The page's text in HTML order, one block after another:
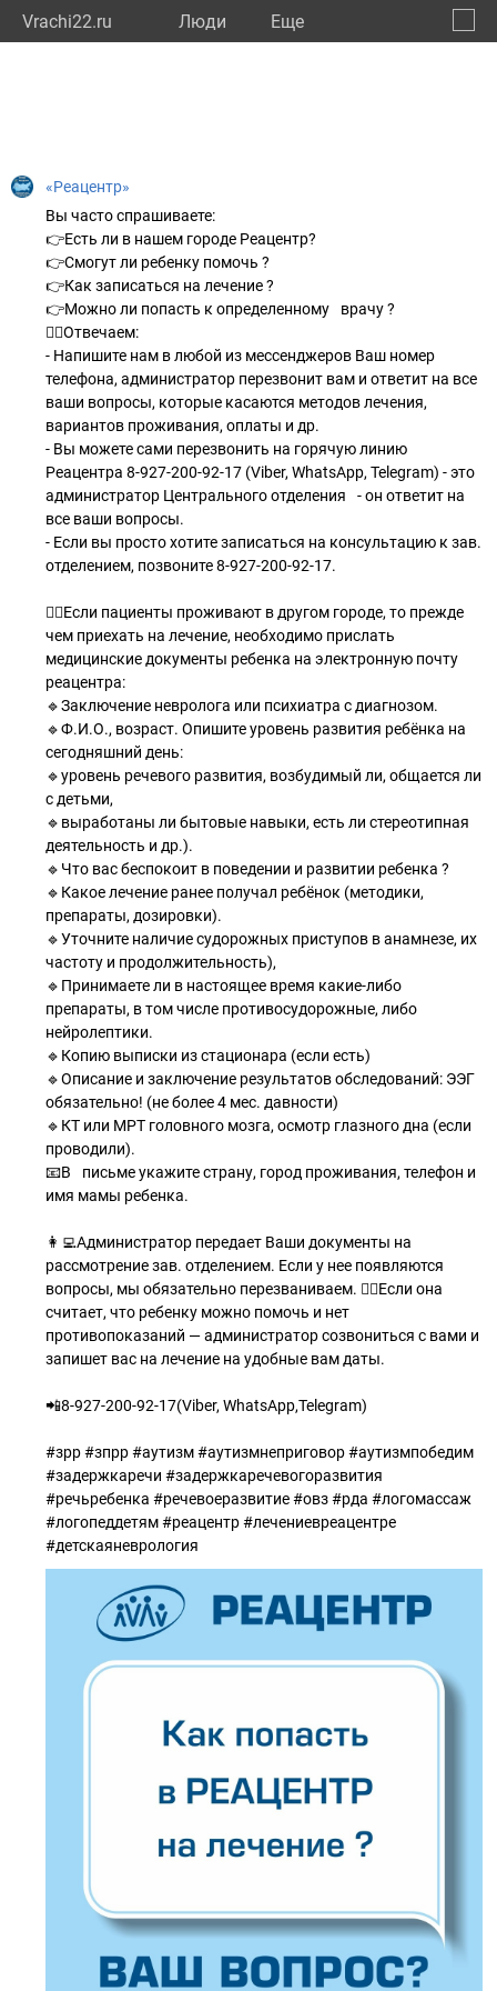
Vrachi22.ru Люди Eще
«Реацентр»
Вы часто спрашиваете:⠀
👉Есть ли в нашем городе Реацентр?
👉Смогут ли ребенку помочь ?
👉Как записаться на лечение ?
👉Можно ли попасть к определенному⠀врачу ?⠀
💁‍♀Отвечаем:
- Напишите нам в любой из мессенджеров Ваш номер
телефона, администратор перезвонит вам и ответит на все
ваши вопросы, которые касаются методов лечения,
вариантов проживания, оплаты и др.
- Вы можете сами перезвонить на горячую линию
Реацентра 8-927-200-92-17 (Viber, WhatsApp, Telegram) - это
администратор Центрального отделения⠀- он ответит на
все ваши вопросы.
- Если вы просто хотите записаться на консультацию к зав.
отделением, позвоните 8-927-200-92-17.
💁‍♀Если пациенты проживают в другом городе, то прежде
чем приехать на лечение, необходимо прислать
медицинские документы ребенка на электронную почту
реацентра:
🔹Заключение невролога или психиатра с диагнозом.
🔹Ф.И.О., возраст. Опишите уровень развития ребёнка на
сегодняшний день:⠀⠀
🔹уровень речевого развития, возбудимый ли, общается ли
с детьми,
🔹выработаны ли бытовые навыки, есть ли стереотипная
деятельность и др.).
🔹Что вас беспокоит в поведении и развитии ребенка ?
🔹Какое лечение ранее получал ребёнок (методики,
препараты, дозировки).
🔹Уточните наличие судорожных приступов в анамнезе, их
частоту и продолжительность),
🔹Принимаете ли в настоящее время какие-либо
препараты, в том числе противосудорожные, либо
нейролептики.
🔹Копию выписки из стационара (если есть)
🔹Описание и заключение результатов обследований: ЭЭГ
обязательно! (не более 4 мес. давности)
🔹КТ или МРТ головного мозга, осмотр глазного дна (если
проводили).⠀
📧В⠀письме укажите страну, город проживания, телефон и
имя мамы ребенка.
👩‍💻Администратор передает Ваши документы на
рассмотрение зав. отделением. Если у нее появляются
вопросы, мы обязательно перезваниваем. 💁‍♀Если она
считает, что ребенку можно помочь и нет
противопоказаний — администратор созвониться с вами и
запишет вас на лечение на удобные вам даты.
📲8-927-200-92-17(Viber, WhatsApp,Telegram)
#зрр #зпрр #аутизм #аутизмнеприговор #аутизмпобедим
#задержкаречи #задержкаречевогоразвития
#речьребенка #речевоеразвитие #овз #рда #логомассаж
#логопеддетям #реацентр #лечениевреацентре
#детскаяневрология